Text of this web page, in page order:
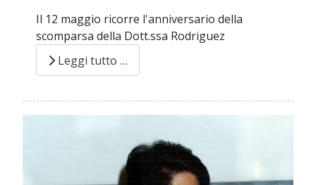
Il 12 maggio ricorre l'anniversario della
scomparsa della Dott.ssa Rodriguez
Leggi tutto …